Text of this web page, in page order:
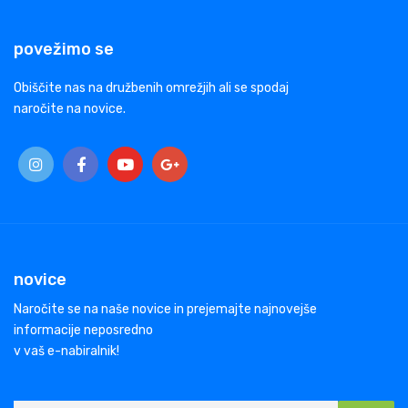
povežimo se
Obiščite nas na družbenih omrežjih ali se spodaj
naročite na novice.
novice
Naročite se na naše novice in prejemajte najnovejše
informacije neposredno
v vaš e-nabiralnik!